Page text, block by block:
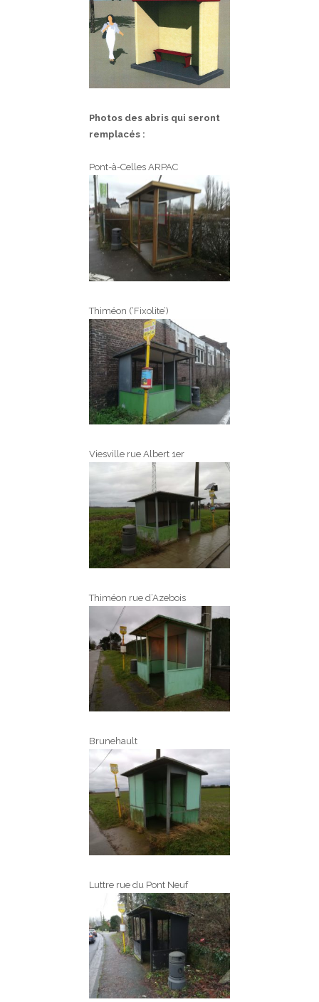
Photos des abris qui seront
remplacés :
Pont-à-Celles ARPAC
Thiméon (‘Fixolite’)
Viesville rue Albert 1er
Thiméon rue d’Azebois
Brunehault
Luttre rue du Pont Neuf